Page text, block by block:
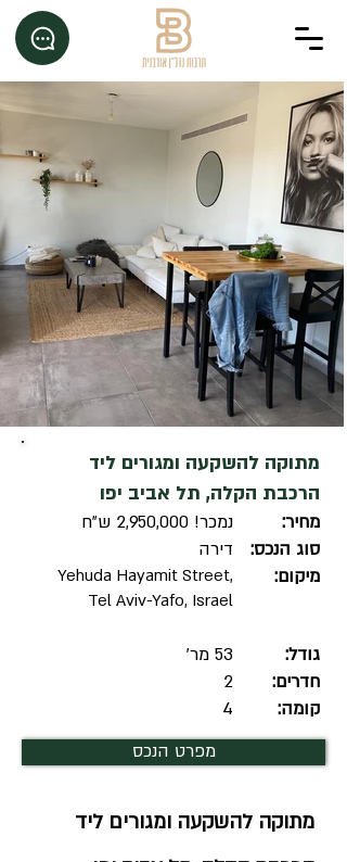
מתוקה להשקעה ומגורים ליד
הרכבת הקלה, תל אביב יפו
נמכר! 2,950,000 ש"ח
דירה
Yehuda Hayamit Street,
Tel Aviv-Yafo, Israel
מחיר:
סוג הנכס:
מיקום:
53 מר'
2
4
גודל:
חדרים:
קומה:
מפרט הנכס
מתוקה להשקעה ומגורים ליד